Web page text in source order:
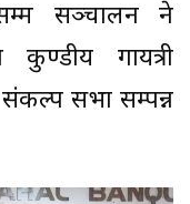
सञ्चालन हुने
गायत्री
संकल्प सभा सम्पन्न